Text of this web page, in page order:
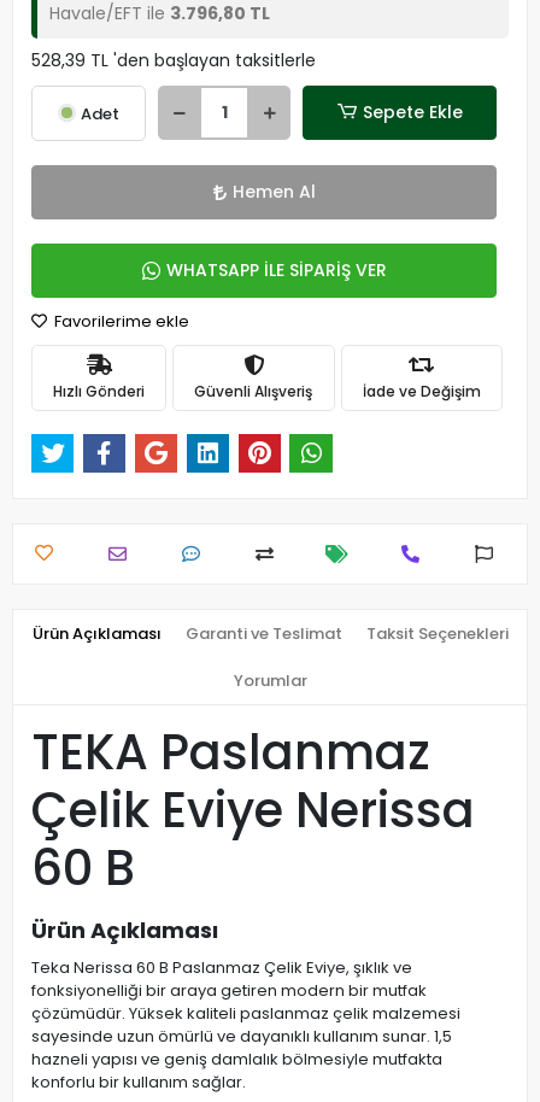
Havale/EFT ile 3.796,80 TL
528,39 TL 'den başlayan taksitlerle
Adet Sepete Ekle
Hemen Al
WHATSAPP İLE SİPARİŞ VER
Favorilerime ekle
Hızlı Gönderi Güvenli Alışveriş İade ve Değişim
Ürün Açıklaması Garanti ve Teslimat Taksit Seçenekleri
Yorumlar
TEKA Paslanmaz
Çelik Eviye Nerissa
60 B
Ürün Açıklaması
Teka Nerissa 60 B Paslanmaz Çelik Eviye, şıklık ve
fonksiyonelliği bir araya getiren modern bir mutfak
çözümüdür. Yüksek kaliteli paslanmaz çelik malzemesi
sayesinde uzun ömürlü ve dayanıklı kullanım sunar. 1,5
hazneli yapısı ve geniş damlalık bölmesiyle mutfakta
konforlu bir kullanım sağlar.